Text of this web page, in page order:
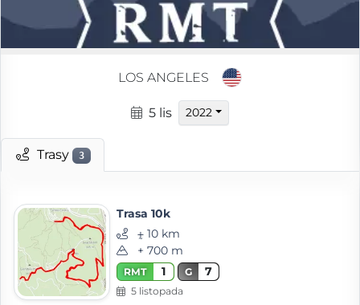
LOS ANGELES
5 lis 2022
Trasy 3
Trasa 10k
⨦ 10 km
+ 700 m
RMT 1 G 7
5 listopada